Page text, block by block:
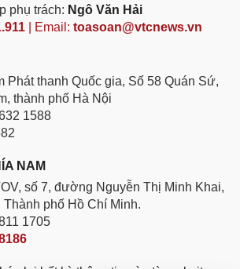
phụ trách: Ngô Văn Hải
| Email: toasoan@vtcnews.vn
Phát thanh Quốc gia, Số 58 Quán Sứ,
thành phố Hà Nội
1588
NAM
số 7, đường Nguyễn Thị Minh Khai,
phố Hồ Chí Minh.
1705